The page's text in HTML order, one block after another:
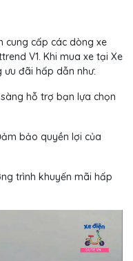
cung cấp các dòng xe
V1. Khi mua xe tại Xe
ưu đãi hấp dẫn như:
hỗ trợ bạn lựa chọn
bảo quyền lợi của
trình khuyến mãi hấp